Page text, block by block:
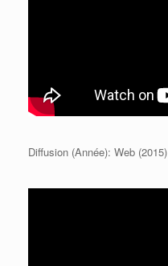
Diffusion (Année): Web (2015)